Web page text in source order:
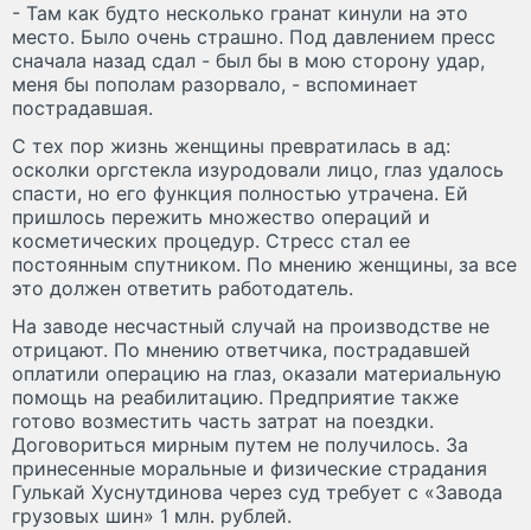
- Там как будто несколько гранат кинули на это
место. Было очень страшно. Под давлением пресс
сначала назад сдал - был бы в мою сторону удар,
меня бы пополам разорвало, - вспоминает
пострадавшая.
С тех пор жизнь женщины превратилась в ад:
осколки оргстекла изуродовали лицо, глаз удалось
спасти, но его функция полностью утрачена. Ей
пришлось пережить множество операций и
косметических процедур. Стресс стал ее
постоянным спутником. По мнению женщины, за все
это должен ответить работодатель.
На заводе несчастный случай на производстве не
отрицают. По мнению ответчика, пострадавшей
оплатили операцию на глаз, оказали материальную
помощь на реабилитацию. Предприятие также
готово возместить часть затрат на поездки.
Договориться мирным путем не получилось. За
принесенные моральные и физические страдания
Гулькай Хуснутдинова через суд требует с «Завода
грузовых шин» 1 млн. рублей.